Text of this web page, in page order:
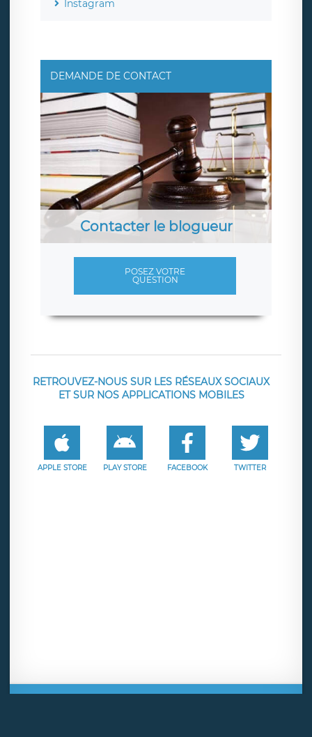
Instagram
DEMANDE DE CONTACT
Contacter le blogueur
POSEZ VOTRE
QUESTION
RETROUVEZ-NOUS SUR LES RÉSEAUX SOCIAUX
ET SUR NOS APPLICATIONS MOBILES
APPLE STORE PLAY STORE FACEBOOK TWITTER